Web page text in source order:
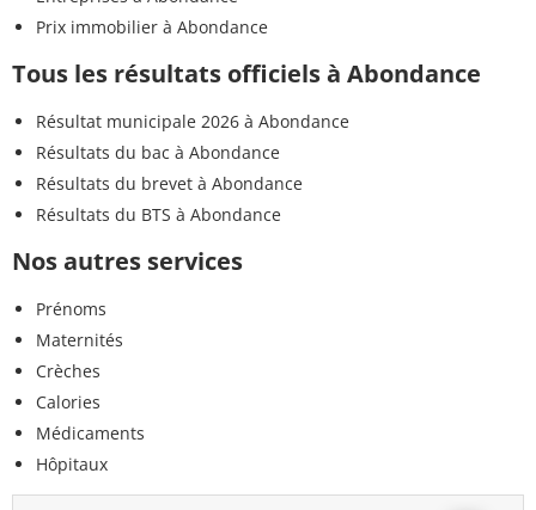
Prix immobilier à Abondance
Tous les résultats officiels à Abondance
Résultat municipale 2026 à Abondance
Résultats du bac à Abondance
Résultats du brevet à Abondance
Résultats du BTS à Abondance
Nos autres services
Prénoms
Maternités
Crèches
Calories
Médicaments
Hôpitaux